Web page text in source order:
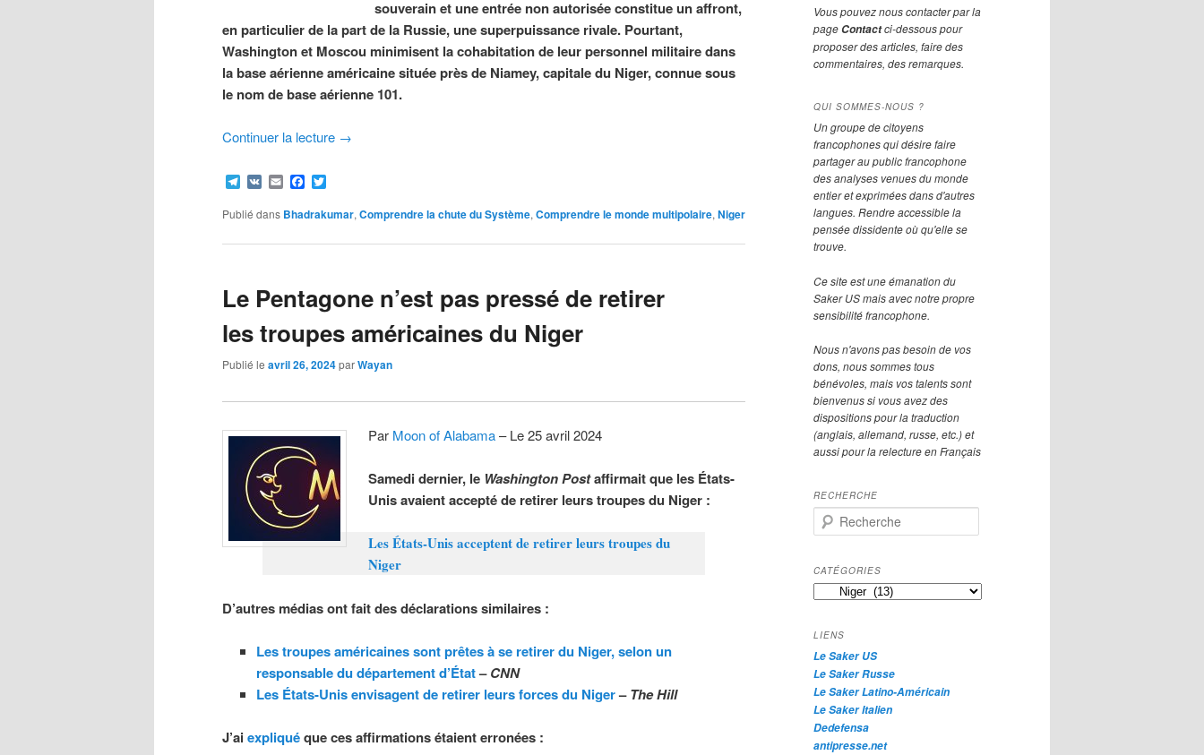
souverain et une entrée non autorisée constitue un affront,
en particulier de la part de la Russie, une superpuissance rivale. Pourtant,
Washington et Moscou minimisent la cohabitation de leur personnel militaire dans
la base aérienne américaine située près de Niamey, capitale du Niger, connue sous
le nom de base aérienne 101.
Continuer la lecture →
Telegram
VK EmailFacebook
Publié dans Bhadrakumar, Comprendre la chute du Système, Comprendre le monde multipolaire, Niger
Le Pentagone n’est pas pressé de retirer
les troupes américaines du Niger
Publié le avril 26, 2024parWayan
Par Moon of Alabama– Le 25 avril 2024
Samedi dernier, le Washington Postaffirmait que les États-
Unis avaient accepté de retirer leurs troupes du Niger :
Les États-Unis acceptent de retirer leurs troupes du
Niger
D’autres médias ont fait des déclarations similaires :
Les troupes américaines sont prêtes à se retirer du Niger, selon un
responsable du département d’État–CNN
Les États-Unis envisagent de retirer leurs forces du Niger–The Hill
J’aiexpliquéque ces affirmations étaient erronées :
Vous pouvez nous contacter par la
page Contactci-dessous pour
proposer des articles, faire des
commentaires, des remarques.
QUI SOMMES-NOUS ?
Un groupe de citoyens
francophones qui désire faire
partager au public francophone
des analyses venues du monde
entier et exprimées dans d'autres
langues. Rendre accessible la
pensée dissidente où qu'elle se
trouve.
Ce site est une émanation du
Saker US mais avec notre propre
sensibilité francophone.
Nous n'avons pas besoin de vos
dons, nous sommes tous
bénévoles, mais vos talents sont
bienvenus si vous avez des
dispositions pour la traduction
(anglais, allemand, russe, etc.) et
aussi pour la relecture en Français
RECHERCHE
e
h
e
r
h
e
CATÉGORIES
Catégories
LIENS
Le Saker US
Le Saker Russe
Le Saker Latino-Américain
Le Saker Italien
Dedefensa
antipresse.net